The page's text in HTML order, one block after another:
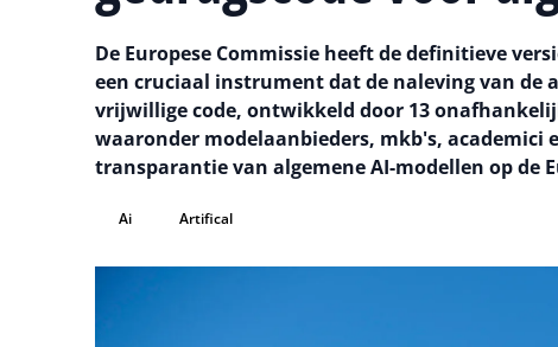
De Europese Commissie heeft de definitieve
een cruciaal instrument dat de naleving van de
vrijwillige code, ontwikkeld door 13
waaronder modelaanbieders, mkb's, academici
transparantie van algemene AI-modellen op de
Ai Artifical